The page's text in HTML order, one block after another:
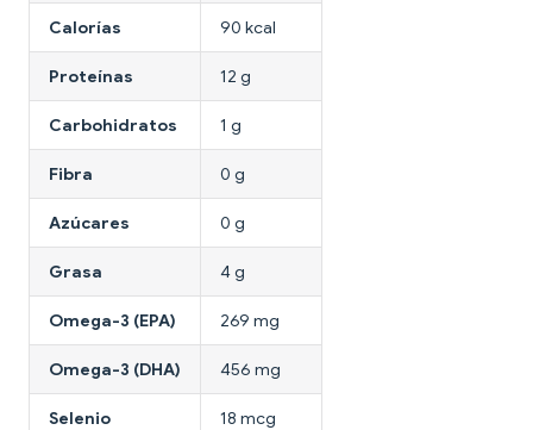
Calorías 90 kcal
Proteínas 12 g
Carbohidratos 1 g
Fibra 0 g
Azúcares 0 g
Grasa 4 g
Omega-3 (EPA) 269 mg
Omega-3 (DHA) 456 mg
Selenio 18 mcg